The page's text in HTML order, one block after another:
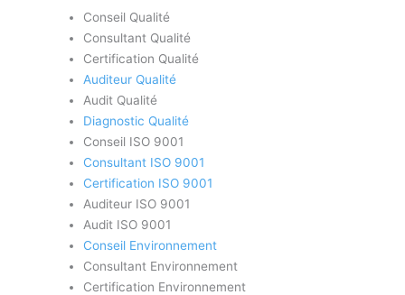
Conseil Qualité
Consultant Qualité
Certification Qualité
Auditeur Qualité
Audit Qualité
Diagnostic Qualité
Conseil ISO 9001
Consultant ISO 9001
Certification ISO 9001
Auditeur ISO 9001
Audit ISO 9001
Conseil Environnement
Consultant Environnement
Certification Environnement